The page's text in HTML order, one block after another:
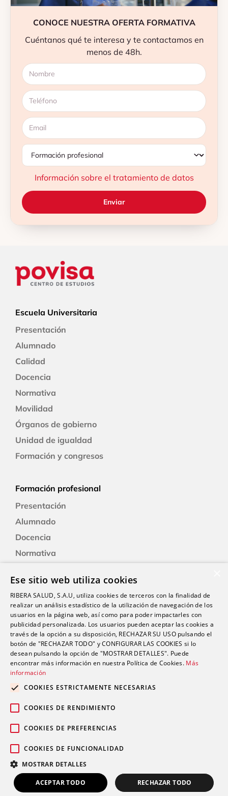
LLÁMANOS INFÓRMATE
CONOCE NUESTRA OFERTA FORMATIVA
Cuéntanos qué te interesa y te contactamos en
menos de 48h.
Información sobre el tratamiento de datos
Escuela Universitaria
Presentación
Alumnado
Calidad
Docencia
Normativa
Movilidad
Órganos de gobierno
Unidad de igualdad
Formación y congresos
Formación profesional
Presentación
Alumnado
Docencia
Normativa
Alexia: plataforma educativa
Nuestro centro
Historia
Servicios e instalaciones
Contacto
© 2026 Grupo Ribera |
datos|Política de cookies
Ese sitio web utiliza cookies
RIBERA SALUD, S.A.U, utiliza cookies de terceros con la finalidad de
realizar un análisis estadístico de la utilización de navegación de los
usuarios en la página web, así como para poder impactarles con
publicidad personalizada. Los usuarios pueden aceptar las cookies a
través de la opción a su disposición, RECHAZAR SU USO pulsando el
botón de "RECHAZAR TODO" y CONFIGURAR LAS COOKIES si lo
desean pulsando la opción de "MOSTRAR DETALLES". Puede
encontrar más información en nuestra Política de Cookies. Más
información
COOKIES ESTRICTAMENTE NECESARIAS
COOKIES DE RENDIMIENTO
COOKIES DE PREFERENCIAS
COOKIES DE FUNCIONALIDAD
MOSTRAR DETALLES
ACEPTAR TODO RECHAZAR TODO